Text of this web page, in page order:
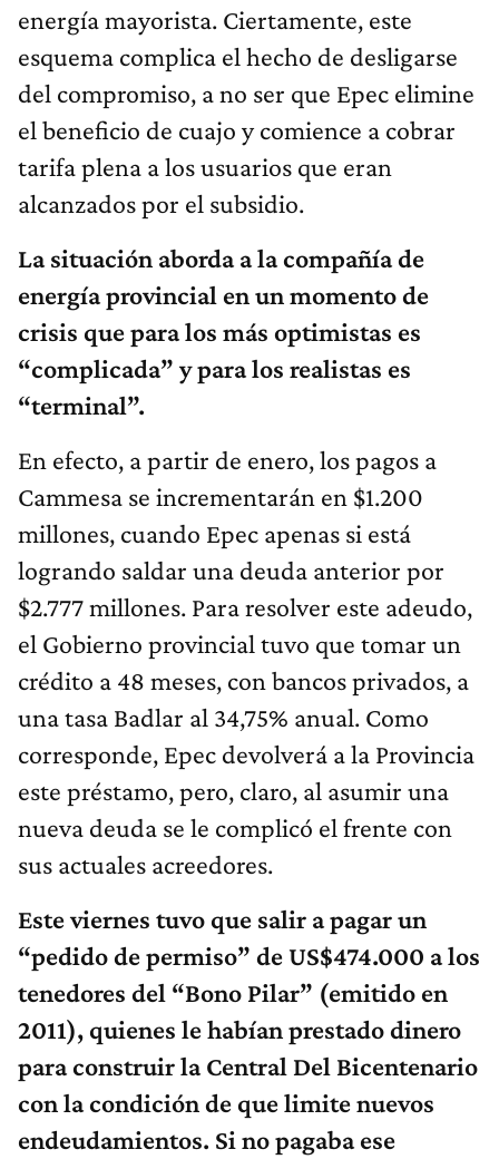
energía mayorista. Ciertamente, este
esquema complica el hecho de desligarse
del compromiso, a no ser que Epec elimine
el beneficio de cuajo y comience a cobrar
tarifa plena a los usuarios que eran
alcanzados por el subsidio.
La situación aborda a la compañía de
energía provincial en un momento de
crisis que para los más optimistas es
“complicada” y para los realistas es
“terminal”.
En efecto, a partir de enero, los pagos a
Cammesa se incrementarán en $1.200
millones, cuando Epec apenas si está
logrando saldar una deuda anterior por
$2.777 millones. Para resolver este adeudo,
el Gobierno provincial tuvo que tomar un
crédito a 48 meses, con bancos privados, a
una tasa Badlar al 34,75% anual. Como
corresponde, Epec devolverá a la Provincia
este préstamo, pero, claro, al asumir una
nueva deuda se le complicó el frente con
sus actuales acreedores.
Este viernes tuvo que salir a pagar un
“pedido de permiso” de US$474.000 a los
tenedores del “Bono Pilar” (emitido en
2011), quienes le habían prestado dinero
para construir la Central Del Bicentenario
con la condición de que limite nuevos
endeudamientos. Si no pagaba ese